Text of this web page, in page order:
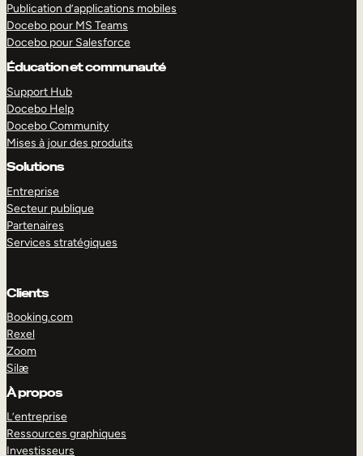
Publication d’applications mobiles
Docebo pour MS Teams
Docebo pour Salesforce
Éducation et communauté
Support Hub
Docebo Help
Docebo Community
Mises à jour des produits
Solutions
Entreprise
Secteur publique
Partenaires
Services stratégiques
Clients
Booking.com
Rexel
Zoom
Silæ
À propos
L’entreprise
Ressources graphiques
Investisseurs